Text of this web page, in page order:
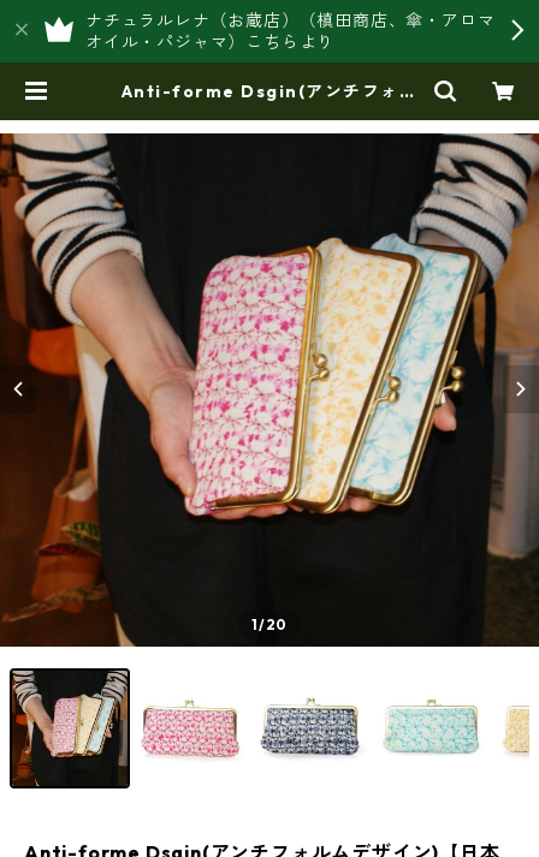
ナチュラルレナ（お蔵店）（槙田商店、傘・アロマ
オイル・パジャマ）こちらより
Anti-forme Dsgin(アンチフォル
ガルー革】（4color）手絞り染
1/20
Anti-forme Dsgin(アンチフォルムデザイン)【日本